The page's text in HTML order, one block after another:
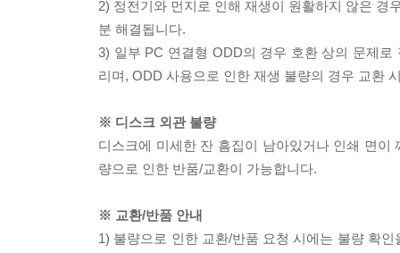
2) 정전기와 먼지로 인해 재생이 원활하지 않은 경
분 해결됩니다.
3) 일부 PC 연결형 ODD의 경우 호환 상의 문제
리며, ODD 사용으로 인한 재생 불량의 경우 교환
※ 디스크 외관 불량
디스크에 미세한 잔 흠집이 남아있거나 인쇄 면
량으로 인한 반품/교환이 가능합니다.
※ 교환/반품 안내
1) 불량으로 인한 교환/반품 요청 시에는 불량 확